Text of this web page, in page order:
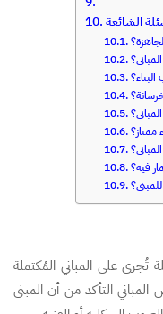
الشائعة
ممتاز؟
فيه؟
على المباني المُكتملة
التأكد من أن المبنى